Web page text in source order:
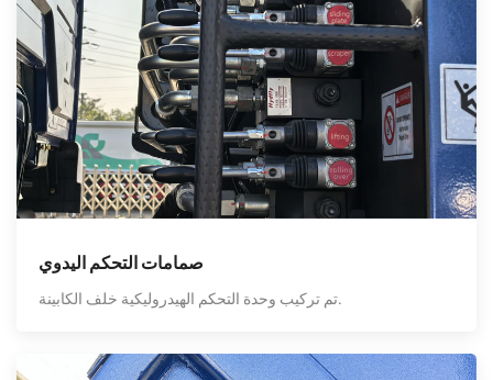
صمامات التحكم اليدوي
تم تركيب وحدة التحكم الهيدروليكية خلف الكابينة.